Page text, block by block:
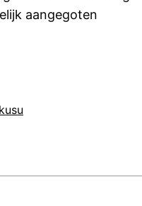
aangegoten